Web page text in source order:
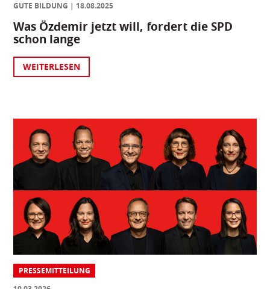
GUTE BILDUNG
18.08.2025
Was Özdemir jetzt will, fordert die SPD
schon lange
WEITERLESEN
PRESSEMITTEILUNG